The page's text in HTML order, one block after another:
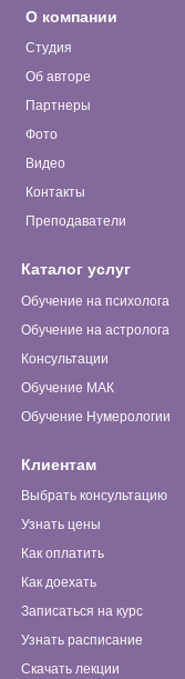
О компании
Студия
Об авторе
Партнеры
Фото
Видео
Контакты
Преподаватели
Каталог услуг
Обучение на психолога
Обучение на астролога
Консультации
Обучение МАК
Обучение Нумерологии
Клиентам
Выбрать консультацию
Узнать цены
Как оплатить
Как доехать
Записаться на курс
Узнать расписание
Скачать лекции